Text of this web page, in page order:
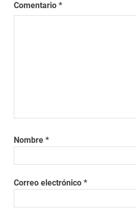
Comentario*
Nombre*
Correo electrónico*